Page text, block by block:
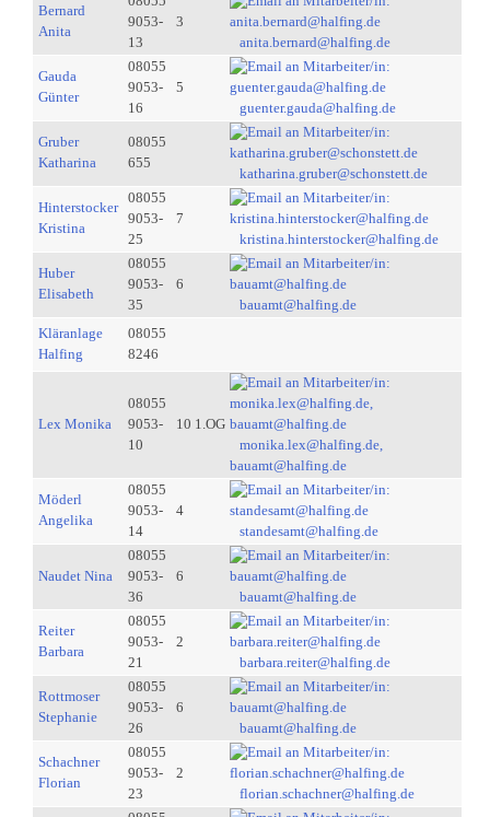
Bernard
Anita
9053-
13
3
anita.bernard@halfing.de
Gauda
Günter
08055
9053-
16
5
guenter.gauda@halfing.de
Gruber
Katharina
08055
655
katharina.gruber@schonstett.de
Hinterstocker
Kristina
08055
9053-
25
7
kristina.hinterstocker@halfing.de
Huber
Elisabeth
08055
9053-
35
6
bauamt@halfing.de
Kläranlage
Halfing
08055
8246
Lex Monika
08055
9053-
10
10 1.OG
monika.lex@halfing.de,
bauamt@halfing.de
Möderl
Angelika
08055
9053-
14
4
standesamt@halfing.de
Naudet Nina
08055
9053-
36
6
bauamt@halfing.de
Reiter
Barbara
08055
9053-
21
2
barbara.reiter@halfing.de
Rottmoser
Stephanie
08055
9053-
26
6
bauamt@halfing.de
Schachner
Florian
08055
9053-
23
2
florian.schachner@halfing.de